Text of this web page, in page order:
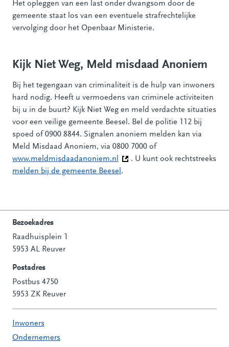
Het opleggen van een last onder dwangsom door de
gemeente staat los van een eventuele strafrechtelijke
vervolging door het Openbaar Ministerie.
Kijk Niet Weg, Meld misdaad Anoniem
Bij het tegengaan van criminaliteit is de hulp van inwoners
hard nodig. Heeft u vermoedens van criminele activiteiten
bij u in de buurt? Kijk Niet Weg en meld verdachte situaties
voor een veilige gemeente Beesel. Bel de politie 112 bij
spoed of 0900 8844. Signalen anoniem melden kan via
Meld Misdaad Anoniem, via 0800 7000 of
www.meldmisdaadanoniem.nl
(Deze link gaat naar een
. U kunt ook rechtstreeks
melden bij de gemeente Beesel .
Contactinformatie
Bezoekadres
Raadhuisplein 1
5953 AL Reuver
Postadres
Postbus 4750
5953 ZK Reuver
Inwoners
Ondernemers